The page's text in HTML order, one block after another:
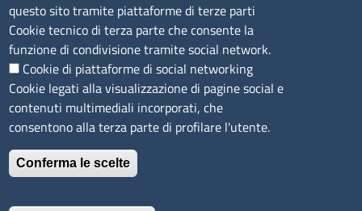
LINK UTILI
Segnalazione di illecito
Amministrazione Trasparente
Accesso riservato
Mappa del sito
questo sito tramite piattaforme di terze parti
Cookie tecnico di terza parte che consente la
funzione di condivisione tramite social network.
Cookie di piattaforme di social networking
Cookie legati alla visualizzazione di pagine social e
contenuti multimediali incorporati, che
consentono alla terza parte di profilare l'utente.
Conferma le scelte